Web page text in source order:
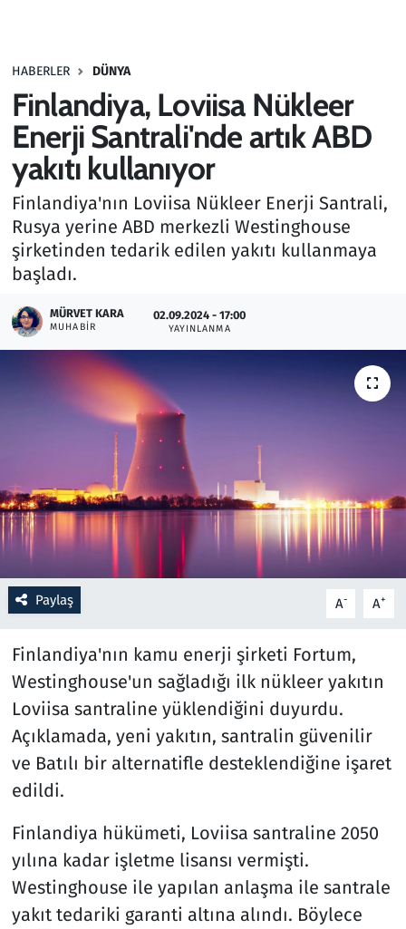
HABERLER DÜNYA
Finlandiya, Loviisa Nükleer
Enerji Santrali'nde artık ABD
yakıtı kullanıyor
Finlandiya'nın Loviisa Nükleer Enerji Santrali,
Rusya yerine ABD merkezli Westinghouse
şirketinden tedarik edilen yakıtı kullanmaya
başladı.
MÜRVET KARA
MUHABIR
02.09.2024 - 17:00
YAYINLANMA
Paylaş A- A+
Finlandiya'nın kamu enerji şirketi Fortum,
Westinghouse'un sağladığı ilk nükleer yakıtın
Loviisa santraline yüklendiğini duyurdu.
Açıklamada, yeni yakıtın, santralin güvenilir
ve Batılı bir alternatifle desteklendiğine işaret
edildi.
Finlandiya hükümeti, Loviisa santraline 2050
yılına kadar işletme lisansı vermişti.
Westinghouse ile yapılan anlaşma ile santrale
yakıt tedariki garanti altına alındı. Böylece
Haber
Kültür Sanat
Kurumsal Haberler
Lezzet Durağı
Memur ve Kamu
Otomobil
Oyun
Ramazan
Resmi İlanlar
Rüya Tabirleri
Sağlık
Savunma Sanayi
Spor
Teknoloji ve Bilim
Televizyon